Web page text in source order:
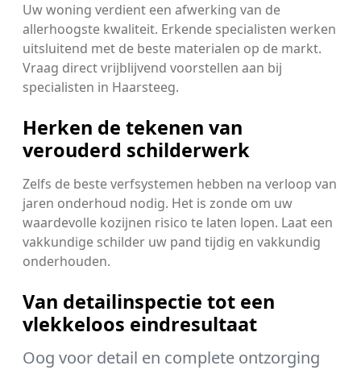
Uw woning verdient een afwerking van de
allerhoogste kwaliteit. Erkende specialisten werken
uitsluitend met de beste materialen op de markt.
Vraag direct vrijblijvend voorstellen aan bij
specialisten in Haarsteeg.
Herken de tekenen van
verouderd schilderwerk
Zelfs de beste verfsystemen hebben na verloop van
jaren onderhoud nodig. Het is zonde om uw
waardevolle kozijnen risico te laten lopen. Laat een
vakkundige schilder uw pand tijdig en vakkundig
onderhouden.
Van detailinspectie tot een
vlekkeloos eindresultaat
Oog voor detail en complete ontzorging